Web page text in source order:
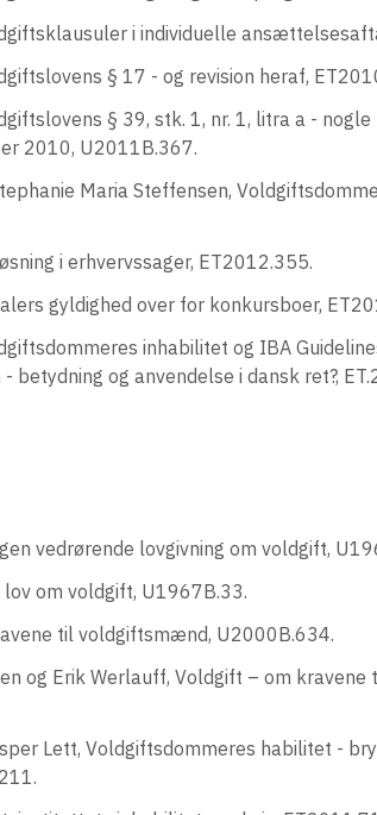
i individuelle
§ 17 - og revision heraf,
§ 39, stk. 1, nr. 1, litra a -
2010, U2011B.367.
Maria Steffensen,
i erhvervssager, ET2012.355.
gyldighed over for konkursboer,
inhabilitet og IBA
betydning og anvendelse i dansk ret?,
vedrørende lovgivning om voldgift,
om voldgift, U1967B.33.
til voldgiftsmænd, U2000B.634.
og Erik Werlauff, Voldgift – om
Lett, Voldgiftsdommeres habilitet -